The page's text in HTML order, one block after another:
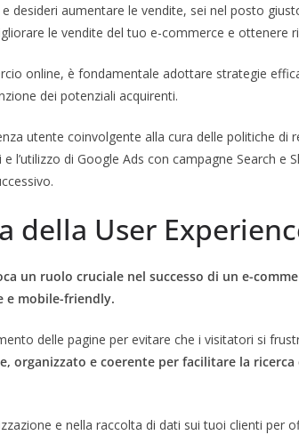
desideri aumentare le vendite, sei nel posto
le vendite del tuo e-commerce e ottenere
online, è fondamentale adottare strategie
dei potenziali acquirenti.
utente coinvolgente alla cura delle politiche di
e l’utilizzo di Google Ads con campagne Search e
della User
un ruolo cruciale nel successo di un e-
e mobile-friendly.
delle pagine per evitare che i visitatori si
organizzato e coerente per facilitare la
e nella raccolta di dati sui tuoi clienti per